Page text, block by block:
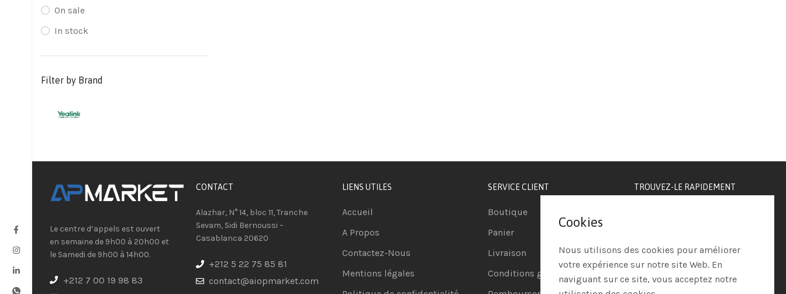
On sale
In stock
Filter by Brand
Le centre d’appels est ouvert
en semaine de 9h00 à 20h00 et
le Samedi de 9h00 à 14h00.
+212 7 00 19 98 83
CONTACT​
Alazhar, N° 14, bloc 11, Tranche
Sevam, Sidi Bernoussi –
Casablanca 20620
+212 5 22 75 85 81
contact@aiopmarket.com
LIENS UTILES
Accueil
A Propos
Contactez-Nous
Mentions légales
SERVICE CLIENT
Boutique
Panier
Livraison
Conditions générales de vente
TROUVEZ-LE RAPIDEMENT
Casques
Ordinateurs
Cookies
Nous utilisons des cookies pour améliorer
votre expérience sur notre site Web. En
naviguant sur ce site, vous acceptez notre